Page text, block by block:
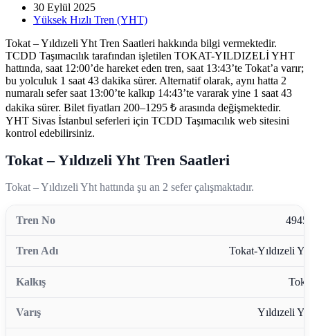
30 Eylül 2025
Yüksek Hızlı Tren (YHT)
Tokat – Yıldızeli Yht Tren Saatleri hakkında bilgi vermektedir.
TCDD Taşımacılık tarafından işletilen TOKAT-YILDIZELİ YHT
hattında, saat 12:00’de hareket eden tren, saat 13:43’te Tokat’a varır;
bu yolculuk 1 saat 43 dakika sürer. Alternatif olarak, aynı hatta 2
numaralı sefer saat 13:00’te kalkıp 14:43’te vararak yine 1 saat 43
dakika sürer. Bilet fiyatları 200–1295 ₺ arasında değişmektedir.
YHT Sivas İstanbul seferleri için TCDD Taşımacılık web sitesini
kontrol edebilirsiniz.
Tokat – Yıldızeli Yht Tren Saatleri
Tokat – Yıldızeli Yht hattında şu an 2 sefer çalışmaktadır.
Tokat-Yıldızeli
Yıldızeli